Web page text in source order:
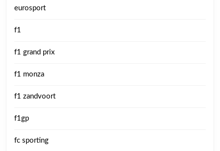
eurosport
f1
f1 grand prix
f1 monza
f1 zandvoort
f1gp
fc sporting